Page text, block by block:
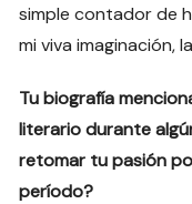
simple contador de
mi viva imaginación,
Tu biografía
literario durante
retomar tu pasión
período?